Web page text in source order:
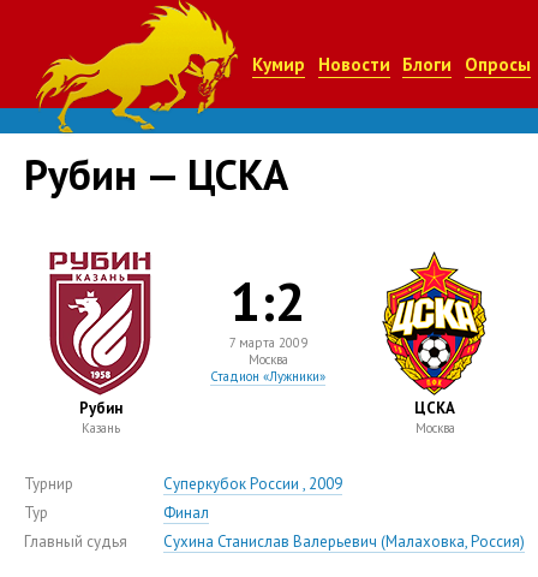
Кумир Новости Блоги Опросы
Рубин — ЦСКА
Рубин
Казань
1:2
7 марта 2009
Москва
Стадион «Лужники»
ЦСКА
Москва
Турнир
Суперкубок России , 2009
Тур
Финал
Главный судья
Сухина Станислав Валерьевич (Малаховка, Россия)